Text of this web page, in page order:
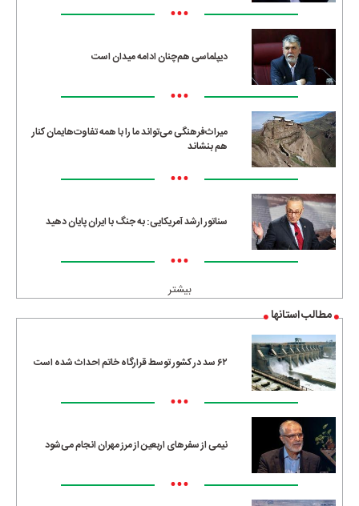
•••
دیپلماسی هم‌چنان ادامه میدان است
•••
میراث‌فرهنگی می‌تواند ما را با همه تفاوت‌هایمان کنار
هم بنشاند
•••
سناتور ارشد آمریکایی: به جنگ با ایران پایان دهید
•••
بیشتر
مطالب استانها
۶۲ سد در کشور توسط قرارگاه خاتم احداث شده است
•••
نیمی از سفرهای اربعین از مرز مهران انجام می‌شود
•••